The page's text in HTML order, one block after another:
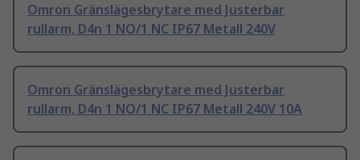
Omron Gränslägesbrytare med Justerbar
rullarm, D4n 1 NO/1 NC IP67 Metall 240V
Omron Gränslägesbrytare med Justerbar
rullarm, D4n 1 NO/1 NC IP67 Metall 240V 10A